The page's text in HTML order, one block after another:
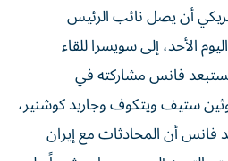
أن يصل نائب الرئيس
الأحد، إلى سويسرا للقاء
يستبعد فانس مشاركته في
ستيف ويتكوف وجاريد كوشنير،
فانس أن المحادثات مع إيران